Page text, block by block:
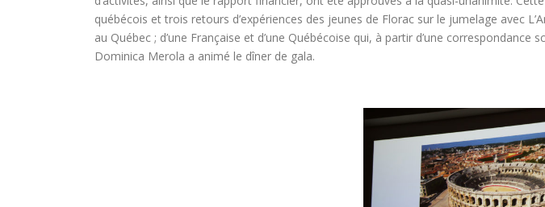
québécois et trois retours d’expériences des jeunes de Florac sur le jumelage avec
au Québec ; d’une Française et d’une Québécoise qui, à partir d’une
Dominica Merola a animé le dîner de gala.